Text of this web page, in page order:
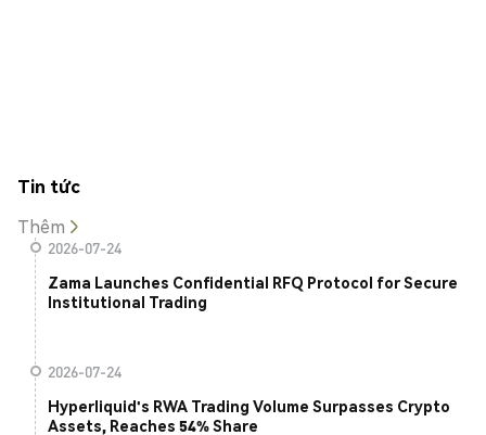
Tin tức
Thêm
2026-07-24
Zama Launches Confidential RFQ Protocol for Secure
Institutional Trading
2026-07-24
Hyperliquid's RWA Trading Volume Surpasses Crypto
Assets, Reaches 54% Share